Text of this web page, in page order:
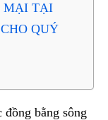
MẠI TẠI
QUÝ
bằng sông